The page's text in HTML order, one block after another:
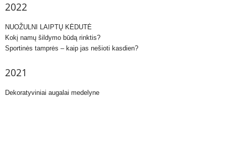
2022
NUOŽULNI LAIPTŲ KĖDUTĖ
Kokį namų šildymo būdą rinktis?
Sportinės tamprės – kaip jas nešioti kasdien?
2021
Dekoratyviniai augalai medelyne